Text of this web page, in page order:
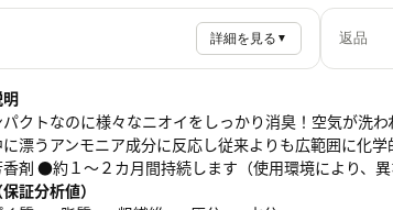
詳細を見る ▼ 返品
クトなのに様々なニオイをしっかり消臭！空気が洗
に漂うアンモニア成分に反応し従来よりも広範囲に化
剤 ●約１～２カ月間持続します（使用環境により、異
証分析値）